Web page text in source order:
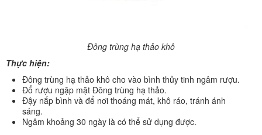
Đông trùng hạ thảo khô
Thực hiện:
Đông trùng hạ thảo khô cho vào bình thủy tinh ngâm rượu.
Đổ rượu ngập mặt Đông trùng hạ thảo.
Đậy nắp bình và để nơi thoáng mát, khô ráo, tránh ánh
sáng.
Ngâm khoảng 30 ngày là có thể sử dụng được.